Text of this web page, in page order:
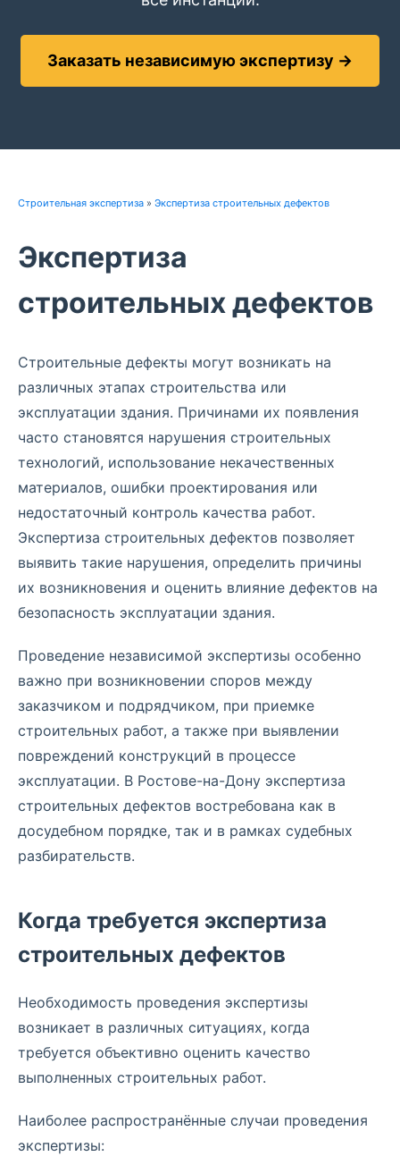
Заказать независимую экспертизу →
Строительная экспертиза » Экспертиза строительных дефектов
Экспертиза
строительных дефектов
Строительные дефекты могут возникать на
различных этапах строительства или
эксплуатации здания. Причинами их появления
часто становятся нарушения строительных
технологий, использование некачественных
материалов, ошибки проектирования или
недостаточный контроль качества работ.
Экспертиза строительных дефектов позволяет
выявить такие нарушения, определить причины
их возникновения и оценить влияние дефектов на
безопасность эксплуатации здания.
Проведение независимой экспертизы особенно
важно при возникновении споров между
заказчиком и подрядчиком, при приемке
строительных работ, а также при выявлении
повреждений конструкций в процессе
эксплуатации. В Ростове-на-Дону экспертиза
строительных дефектов востребована как в
досудебном порядке, так и в рамках судебных
разбирательств.
Когда требуется экспертиза
строительных дефектов
Необходимость проведения экспертизы
возникает в различных ситуациях, когда
требуется объективно оценить качество
выполненных строительных работ.
Наиболее распространённые случаи проведения
экспертизы: